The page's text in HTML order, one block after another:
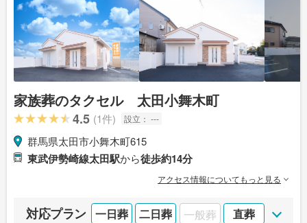
家族葬のタクセル 太田小舞木町
4.5 (1件) 設立： ---
群馬県太田市小舞木町615
東武伊勢崎線太田駅から徒歩約14分
アクセス情報についてもっと見る
対応プラン 一日葬 二日葬 一般葬 直葬